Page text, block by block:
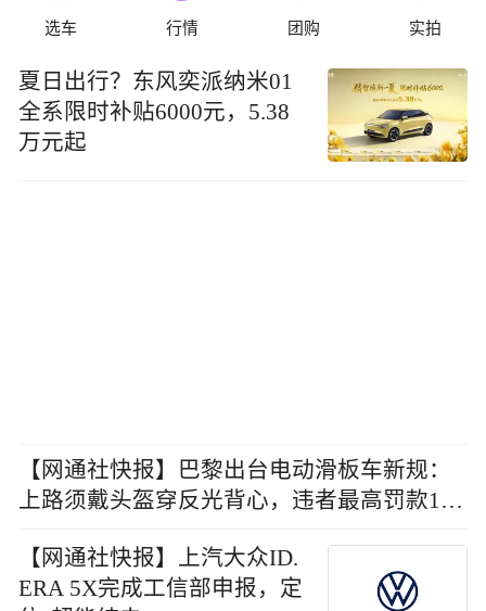
选车 行情 团购 实拍
夏日出行？东风奕派纳米01
全系限时补贴6000元，5.38
万元起​
【网通社快报】巴黎出台电动滑板车新规：
上路须戴头盔穿反光背心，违者最高罚款170
【网通社快报】上汽大众ID.
ERA 5X完成工信部申报，定